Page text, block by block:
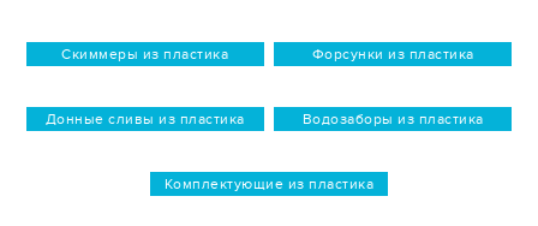
Скиммеры из пластика Форсунки из пластика
Донные сливы из пластика Водозаборы из пластика
Комплектующие из пластика